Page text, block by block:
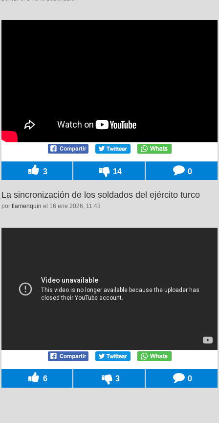
3 14 0
La sincronización de los soldados del ejército turco
por flamenquin el 16 ene 2026, 11:43
6 3 0